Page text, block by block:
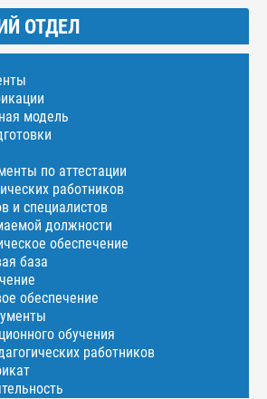
ОТДЕЛ
модель
по аттестации
работников
и специалистов
должности
обеспечение
база
обеспечение
обучения
работников